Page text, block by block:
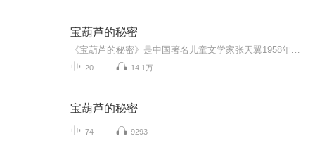
宝葫芦的秘密
20 14.1万
宝葫芦的秘密
74 9293